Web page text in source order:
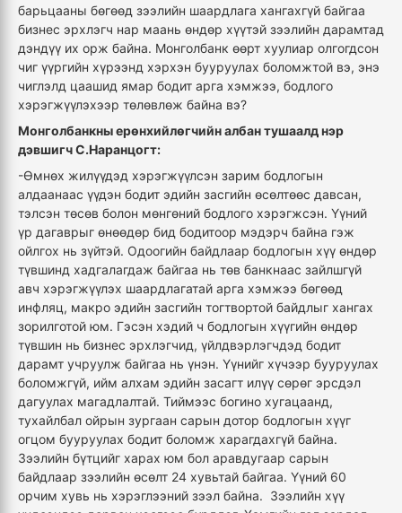
барьцааны бөгөөд зээлийн шаардлага хангахгүй байгаа
бизнес эрхлэгч нар маань өндөр хүүтэй зээлийн дарамтад
дэндүү их орж байна. Монголбанк өөрт хуулиар олгогдсон
чиг үүргийн хүрээнд хэрхэн бууруулах боломжтой вэ, энэ
чиглэлд цаашид ямар бодит арга хэмжээ, бодлого
хэрэгжүүлэхээр төлөвлөж байна вэ?
Монголбанкны ерөнхийлөгчийн албан тушаалд нэр
дэвшигч С.Наранцогт:
-Өмнөх жилүүдэд хэрэгжүүлсэн зарим бодлогын
алдаанаас үүдэн бодит эдийн засгийн өсөлтөөс давсан,
тэлсэн төсөв болон мөнгөний бодлого хэрэгжсэн. Үүний
үр дагаврыг өнөөдөр бид бодитоор мэдэрч байна гэж
ойлгох нь зүйтэй. Одоогийн байдлаар бодлогын хүү өндөр
түвшинд хадгалагдаж байгаа нь төв банкнаас зайлшгүй
авч хэрэгжүүлэх шаардлагатай арга хэмжээ бөгөөд
инфляц, макро эдийн засгийн тогтвортой байдлыг хангах
зорилготой юм. Гэсэн хэдий ч бодлогын хүүгийн өндөр
түвшин нь бизнес эрхлэгчид, үйлдвэрлэгчдэд бодит
дарамт учруулж байгаа нь үнэн. Үүнийг хүчээр бууруулах
боломжгүй, ийм алхам эдийн засагт илүү сөрөг эрсдэл
дагуулах магадлалтай. Тиймээс богино хугацаанд,
тухайлбал ойрын зургаан сарын дотор бодлогын хүүг
огцом бууруулах бодит боломж харагдахгүй байна.
Зээлийн бүтцийг харах юм бол аравдугаар сарын
байдлаар зээлийн өсөлт 24 хувьтай байгаа. Үүний 60
орчим хувь нь хэрэглээний зээл байна. Зээлийн хүү